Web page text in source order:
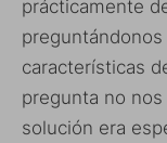
prácticamente
características
pregunta no
solución era